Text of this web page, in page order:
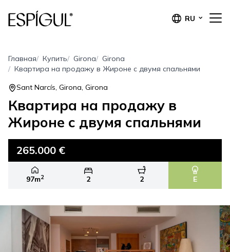
RU
Главная Купить Girona
Girona
Квартира на продажу в Жироне с двумя спальнями
Sant Narcís, Girona, Girona
Квартира на продажу в
Жироне с двумя спальнями
265.000 €
97m2 2 2 E